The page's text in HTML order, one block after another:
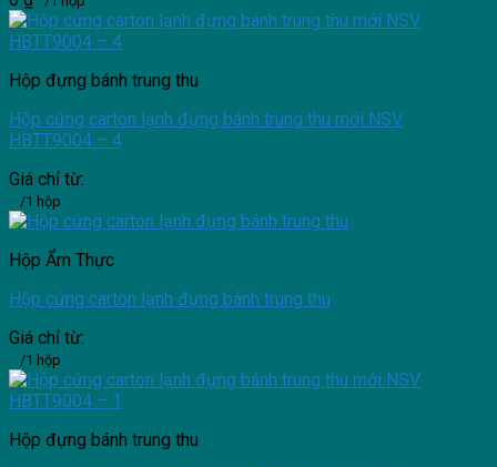
Hộp đựng bánh trung thu
Hộp cứng carton lạnh đựng bánh trung thu mới NSV
HBTT9004 – 4
Giá chỉ từ:
/1 hộp
Hộp Ẩm Thực
Hộp cứng carton lạnh đựng bánh trung thu
Giá chỉ từ:
/1 hộp
Hộp đựng bánh trung thu